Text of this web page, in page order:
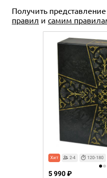
Получить
правил и самим
Хит 2-4 120-180
5 990 ₽